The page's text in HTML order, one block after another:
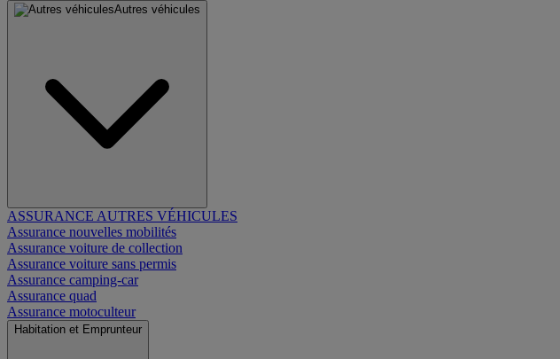
Autres véhicules
ASSURANCE AUTRES VÉHICULES
Assurance nouvelles mobilités
Assurance voiture de collection
Assurance voiture sans permis
Assurance camping-car
Assurance quad
Assurance motoculteur
Habitation et Emprunteur